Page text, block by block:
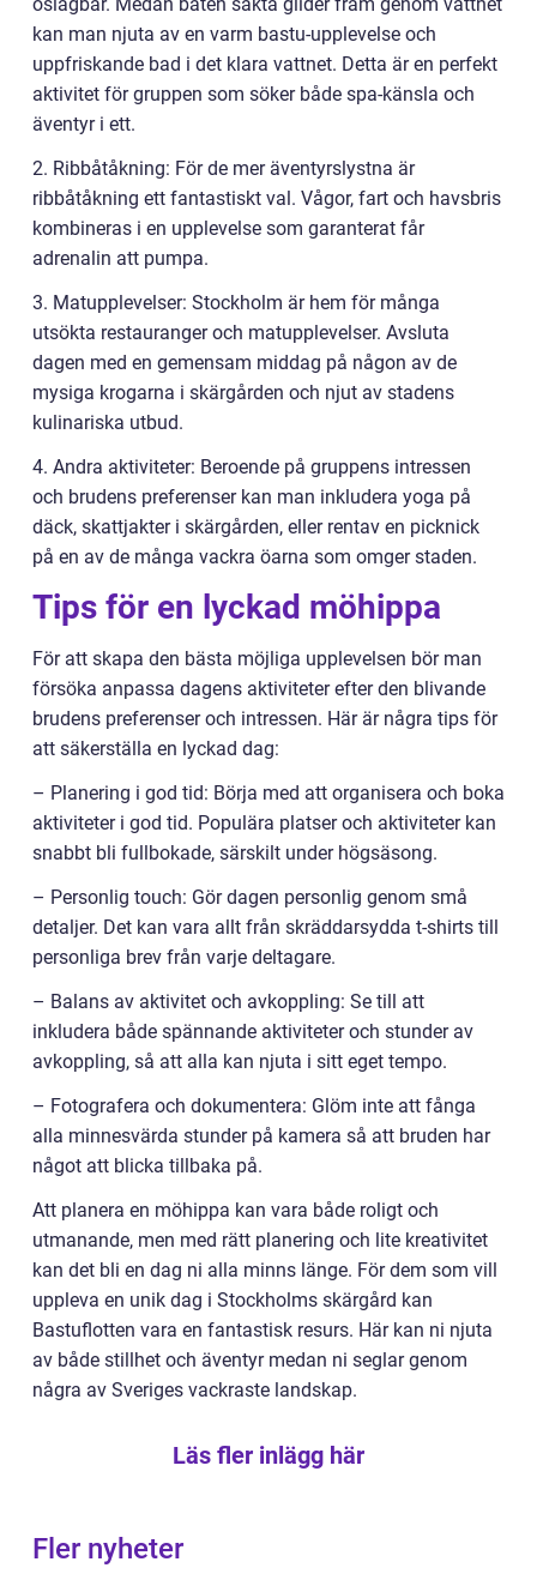
oslagbar. Medan båten sakta glider fram genom vattnet
kan man njuta av en varm bastu-upplevelse och
uppfriskande bad i det klara vattnet. Detta är en perfekt
aktivitet för gruppen som söker både spa-känsla och
äventyr i ett.
2. Ribbåtåkning: För de mer äventyrslystna är
ribbåtåkning ett fantastiskt val. Vågor, fart och havsbris
kombineras i en upplevelse som garanterat får
adrenalin att pumpa.
3. Matupplevelser: Stockholm är hem för många
utsökta restauranger och matupplevelser. Avsluta
dagen med en gemensam middag på någon av de
mysiga krogarna i skärgården och njut av stadens
kulinariska utbud.
4. Andra aktiviteter: Beroende på gruppens intressen
och brudens preferenser kan man inkludera yoga på
däck, skattjakter i skärgården, eller rentav en picknick
på en av de många vackra öarna som omger staden.
Tips för en lyckad möhippa
För att skapa den bästa möjliga upplevelsen bör man
försöka anpassa dagens aktiviteter efter den blivande
brudens preferenser och intressen. Här är några tips för
att säkerställa en lyckad dag:
– Planering i god tid: Börja med att organisera och boka
aktiviteter i god tid. Populära platser och aktiviteter kan
snabbt bli fullbokade, särskilt under högsäsong.
– Personlig touch: Gör dagen personlig genom små
detaljer. Det kan vara allt från skräddarsydda t-shirts till
personliga brev från varje deltagare.
– Balans av aktivitet och avkoppling: Se till att
inkludera både spännande aktiviteter och stunder av
avkoppling, så att alla kan njuta i sitt eget tempo.
– Fotografera och dokumentera: Glöm inte att fånga
alla minnesvärda stunder på kamera så att bruden har
något att blicka tillbaka på.
Att planera en möhippa kan vara både roligt och
utmanande, men med rätt planering och lite kreativitet
kan det bli en dag ni alla minns länge. För dem som vill
uppleva en unik dag i Stockholms skärgård kan
Bastuflotten vara en fantastisk resurs. Här kan ni njuta
av både stillhet och äventyr medan ni seglar genom
några av Sveriges vackraste landskap.
Läs fler inlägg här
Fler nyheter